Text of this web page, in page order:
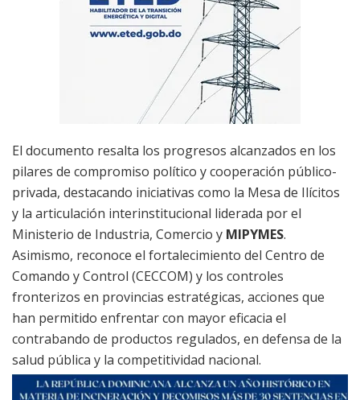
El documento resalta los progresos alcanzados en los
pilares de compromiso político y cooperación público-
privada, destacando iniciativas como la Mesa de Ilícitos
y la articulación interinstitucional liderada por el
Ministerio de Industria, Comercio y MIPYMES.
Asimismo, reconoce el fortalecimiento del Centro de
Comando y Control (CECCOM) y los controles
fronterizos en provincias estratégicas, acciones que
han permitido enfrentar con mayor eficacia el
contrabando de productos regulados, en defensa de la
salud pública y la competitividad nacional.